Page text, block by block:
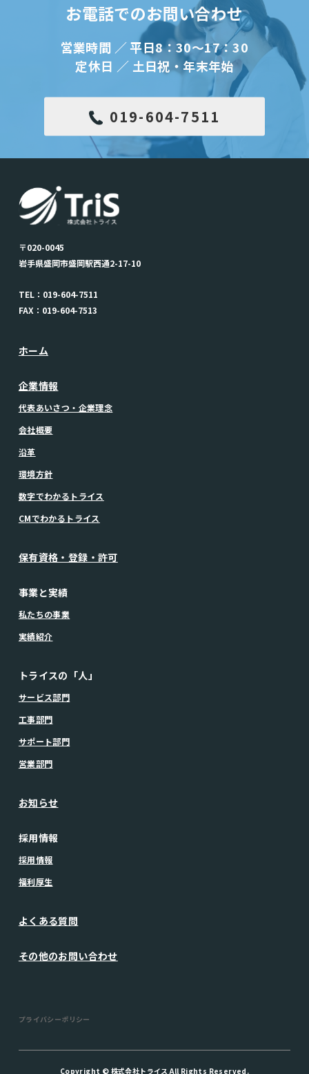
お電話でのお問い合わせ
営業時間 ／ 平日8：30～17：30
定休日 ／ 土日祝・年末年始
019-604-7511
〒020-0045
岩手県盛岡市盛岡駅西通2-17-10
TEL：019-604-7511
FAX：019-604-7513
ホーム
企業情報
代表あいさつ・企業理念
会社概要
沿革
環境方針
数字でわかるトライス
CMでわかるトライス
保有資格・登録・許可
事業と実績
私たちの事業
実績紹介
トライスの「人」
サービス部門
工事部門
サポート部門
営業部門
お知らせ
採用情報
採用情報
福利厚生
よくある質問
その他のお問い合わせ
プライバシーポリシー
Copyright © 株式会社トライス All Rights Reserved.